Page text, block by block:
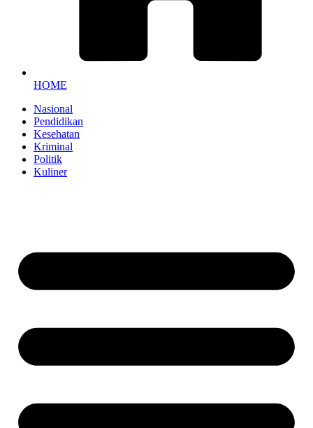
HOME
Nasional
Pendidikan
Kesehatan
Kriminal
Politik
Kuliner